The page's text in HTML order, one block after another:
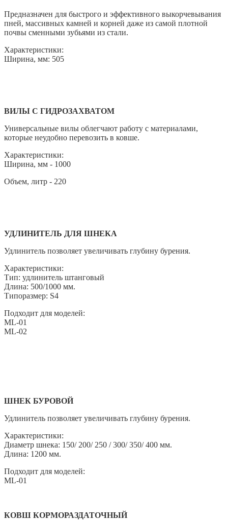
Предназначен для быстрого и эффективного выкорчевывания
пней, массивных камней и корней даже из самой плотной
почвы сменными зубьями из стали.
Характеристики:
Ширина, мм: 505
ВИЛЫ С ГИДРОЗАХВАТОМ
Универсальные вилы облегчают работу с материалами,
которые неудобно перевозить в ковше.
Характеристики:
Ширина, мм - 1000
Объем, литр - 220
УДЛИНИТЕЛЬ ДЛЯ ШНЕКА
Удлинитель позволяет увеличивать глубину бурения.
Характеристики:
Тип: удлинитель штанговый
Длина: 500/1000 мм.
Типоразмер: S4
Подходит для моделей:
ML-01
ML-02
ШНЕК БУРОВОЙ
Удлинитель позволяет увеличивать глубину бурения.
Характеристики:
Диаметр шнека: 150/ 200/ 250 / 300/ 350/ 400 мм.
Длина: 1200 мм.
Подходит для моделей:
ML-01
КОВШ КОРМОРАЗДАТОЧНЫЙ